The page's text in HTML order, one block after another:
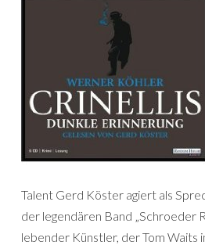
Talent Gerd Köster agiert als
der legendären Band „Schroeder
lebender Künstler, der Tom Waits